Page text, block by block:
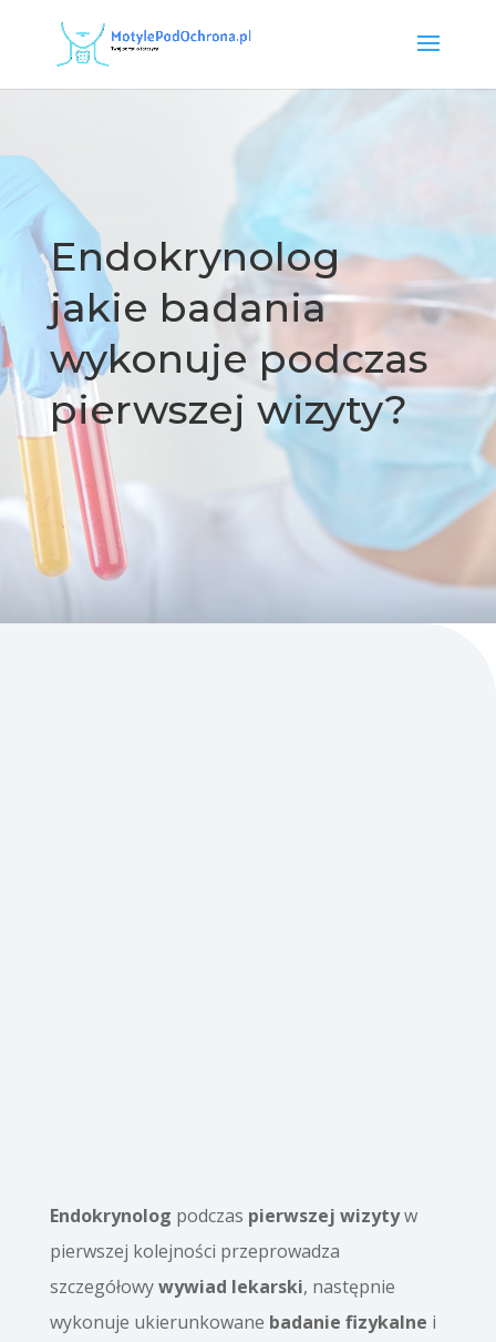
Endokrynolog
jakie badania
wykonuje podczas
pierwszej wizyty?
Endokrynolog podczas pierwszej wizytyw
pierwszej kolejności przeprowadza
szczegółowywywiad lekarski, następnie
wykonuje ukierunkowane badanie fizykalne i